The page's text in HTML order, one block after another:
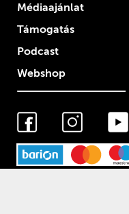
Médiaajánlat
Támogatás
Podcast
Webshop